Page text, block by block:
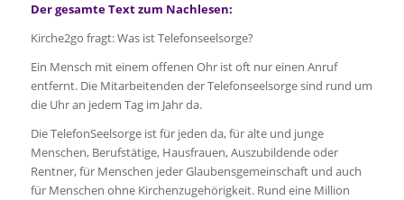
Der gesamte Text zum Nachlesen:
Kirche2go fragt: Was ist Telefonseelsorge?
Ein Mensch mit einem offenen Ohr ist oft nur einen Anruf
entfernt. Die Mitarbeitenden der Telefonseelsorge sind rund um
die Uhr an jedem Tag im Jahr da.
Die TelefonSeelsorge ist für jeden da, für alte und junge
Menschen, Berufstätige, Hausfrauen, Auszubildende oder
Rentner, für Menschen jeder Glaubensgemeinschaft und auch
für Menschen ohne Kirchenzugehörigkeit. Rund eine Million